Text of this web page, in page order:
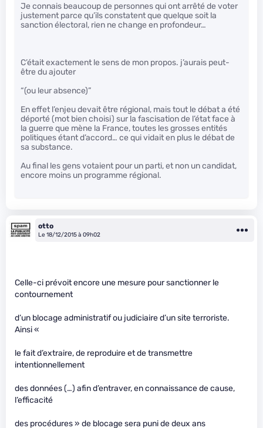
Je connais beaucoup de personnes qui ont arrêté de voter
justement parce qu’ils constatent que quelque soit la
sanction électoral, rien ne change en profondeur…
C’était exactement le sens de mon propos. j’aurais peut-
être du ajouter
“(ou leur absence)”
En effet l’enjeu devait être régional, mais tout le débat a été
déporté (mot bien choisi) sur la fascisation de l’état face à
la guerre que mène la France, toutes les grosses entités
politiques étant d’accord… ce qui vidait en plus le débat de
sa substance.
Au final les gens votaient pour un parti, et non un candidat,
encore moins un programme régional.
otto
Le 18/12/2015 à 09h02
Celle-ci prévoit encore une mesure pour sanctionner le
contournement
d’un blocage administratif ou judiciaire d’un site terroriste.
Ainsi «
le fait d’extraire, de reproduire et de transmettre
intentionnellement
des données (…) afin d’entraver, en connaissance de cause,
l’efficacité
des procédures » de blocage sera puni de deux ans